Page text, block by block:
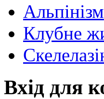
Альпінізм
Клубне
Вхід для